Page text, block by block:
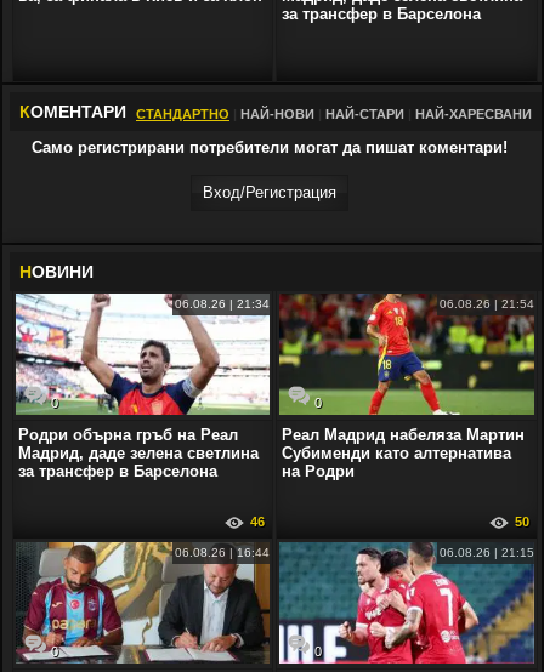
за трансфер в Барселона
КОМЕНТАРИ СТАНДАРТНО НАЙ-НОВИ НАЙ-СТАРИ НАЙ-ХАРЕСВАНИ
Само регистрирани потребители могат да пишат коментари!
Вход/Регистрaция
НОВИНИ
0
06.08.26 | 21:34
Родри обърна гръб на Реал
Мадрид, даде зелена светлина
за трансфер в Барселона
46
0
06.08.26 | 21:54
Реал Мадрид набеляза Мартин
Субименди като алтернатива
на Родри
50
0
06.08.26 | 16:44
0
06.08.26 | 21:15